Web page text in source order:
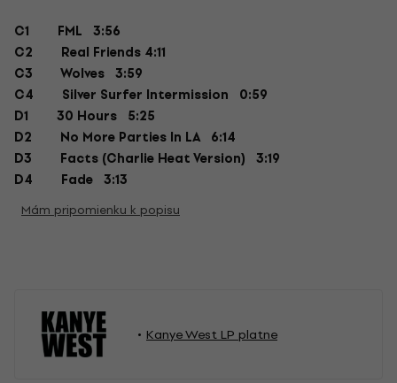
C1
FML 3:56
C2
Real Friends 4:11
C3
Wolves 3:59
C4
Silver Surfer Intermission 0:59
D1
30 Hours 5:25
D2
No More Parties In LA 6:14
D3
Facts (Charlie Heat Version) 3:19
D4
Fade 3:13
Mám pripomienku k popisu
Kanye West LP platne